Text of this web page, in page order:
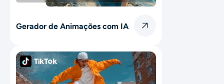
Gerador de Animações com IA